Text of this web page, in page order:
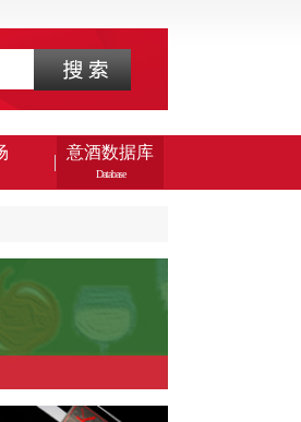
意酒数据库
Database